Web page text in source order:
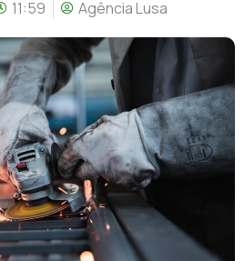
11:59 Agência Lusa